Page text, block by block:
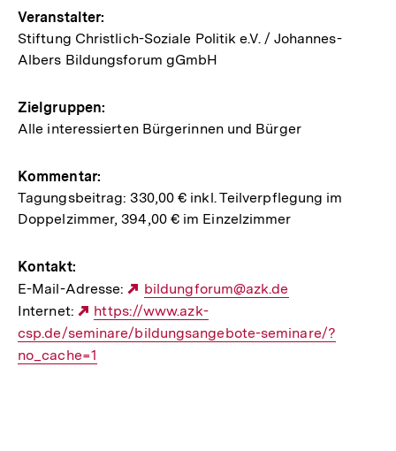
Veranstalter:
Stiftung Christlich-Soziale Politik e.V. / Johannes-
Albers Bildungsforum gGmbH
Zielgruppen:
Alle interessierten Bürgerinnen und Bürger
Kommentar:
Tagungsbeitrag: 330,00 € inkl. Teilverpflegung im
Doppelzimmer, 394,00 € im Einzelzimmer
Kontakt:
E-Mail-Adresse:
Externer
Link:
bildungforum@azk.de
Internet:
Externer
Link:
https://www.azk-
csp.de/seminare/bildungsangebote-seminare/?
no_cache=1